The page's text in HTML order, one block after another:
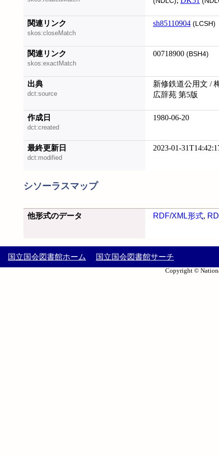
関連リンク
skos:closeMatch
sh85110904 (LCSH)
関連リンク
skos:exactMatch
00718900 (BSH4)
出典
dct:source
新修鉄道公用文 /
広辞苑 第5版
作成日
dct:created
1980-06-20
最終更新日
dct:modified
2023-01-
シソーラスマップ
他形式のデータ RDF/XML形式,
国立国会図書館ホーム 国立国会図書館サーチ
Copyright ©